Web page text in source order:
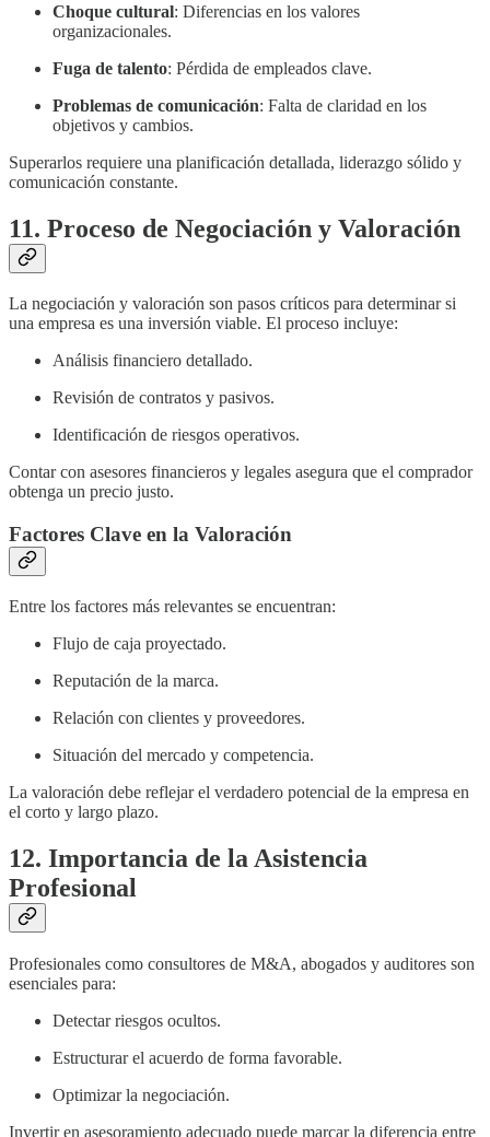
Choque cultural: Diferencias en los valores
organizacionales.
Fuga de talento: Pérdida de empleados clave.
Problemas de comunicación: Falta de claridad en los
objetivos y cambios.
Superarlos requiere una planificación detallada, liderazgo sólido y
comunicación constante.
11. Proceso de Negociación y Valoración
La negociación y valoración son pasos críticos para determinar si
una empresa es una inversión viable. El proceso incluye:
Análisis financiero detallado.
Revisión de contratos y pasivos.
Identificación de riesgos operativos.
Contar con asesores financieros y legales asegura que el comprador
obtenga un precio justo.
Factores Clave en la Valoración
Entre los factores más relevantes se encuentran:
Flujo de caja proyectado.
Reputación de la marca.
Relación con clientes y proveedores.
Situación del mercado y competencia.
La valoración debe reflejar el verdadero potencial de la empresa en
el corto y largo plazo.
12. Importancia de la Asistencia
Profesional
Profesionales como consultores de M&A, abogados y auditores son
esenciales para:
Detectar riesgos ocultos.
Estructurar el acuerdo de forma favorable.
Optimizar la negociación.
Invertir en asesoramiento adecuado puede marcar la diferencia entre